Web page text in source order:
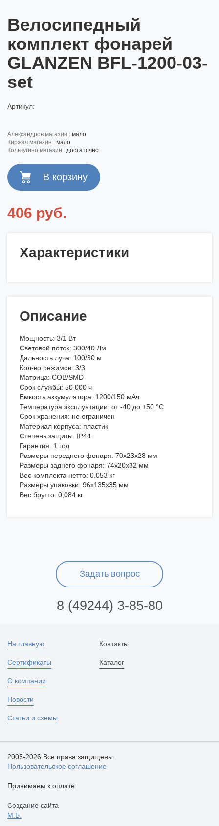
Велосипедный
комплект фонарей
GLANZEN BFL-1200-03-
set
Артикул:
александров магазин : мало
киржач магазин : мало
кольчугино магазин : достаточно
406 руб.
Характеристики
Описание
Мощность: 3/1 Вт
Световой поток: 300/40 Лм
Дальность луча: 100/30 м
Кол-во режимов: 3/3
Матрица: COB/SMD
Срок службы: 50 000 ч
Емкость аккумулятора: 1200/150 мАч
Температура эксплуатации: от -40 до +50 °С
Срок хранения: не ограничен
Материал корпуса: пластик
Степень защиты: IP44
Гарантия: 1 год
Размеры переднего фонаря: 70х23х28 мм
Размеры заднего фонаря: 74х20х32 мм
Вес комплекта нетто: 0,053 кг
Размеры упаковки: 96х135х35 мм
Вес брутто: 0,084 кг
Задать вопрос
8 (49244) 3-85-80
На главную
Сертификаты
О компании
Новости
Статьи и схемы
Контакты
Каталог
2005-2026 Все права защищены.
Пользовательское соглашение
Принимаем к оплате:
Создание сайта
М.Б.